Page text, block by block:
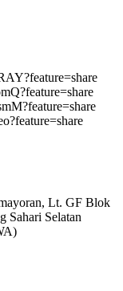
Lt. GF Blok
Sahari Selatan